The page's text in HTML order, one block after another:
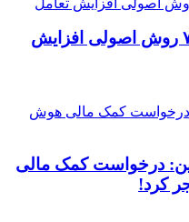
افزایش تعامل در ایتا؛ آموزش ۷ روش اصولی افزایش
درخواست کمک مالی
کرد!